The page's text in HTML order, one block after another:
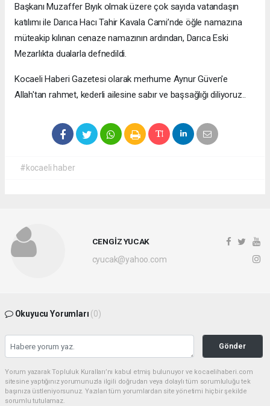
Başkanı Muzaffer Bıyık olmak üzere çok sayıda vatandaşın
katılımı ile Darıca Hacı Tahir Kavala Cami’nde öğle namazına
müteakip kılınan cenaze namazının ardından, Darıca Eski
Mezarlıkta dualarla defnedildi.
Kocaeli Haberi Gazetesi olarak merhume Aynur Güven'e
Allah'tan rahmet, kederli ailesine sabır ve başsağlığı diliyoruz..
#kocaeli haber
CENGİZ YUCAK
cyucak@yahoo.com
Okuyucu Yorumları (0)
Gönder
Yorum yazarak Topluluk Kuralları’nı kabul etmiş bulunuyor ve kocaelihaberi.com
sitesine yaptığınız yorumunuzla ilgili doğrudan veya dolaylı tüm sorumluluğu tek
başınıza üstleniyorsunuz. Yazılan tüm yorumlardan site yönetimi hiçbir şekilde
sorumlu tutulamaz.